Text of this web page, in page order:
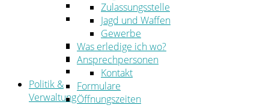
Pressemitteilungen
Bekanntmachungen & öffentliche
Zustellungen
Kehrbezirksausschreibungen
Amtsblatt
Öffentliche Ausschreibungen
Politik &
Verwaltung
Zulassungsstelle
Jagd und Waffen
Gewerbe
Was erledige ich wo?
Ansprechpersonen
Kontakt
Formulare
Öffnungszeiten